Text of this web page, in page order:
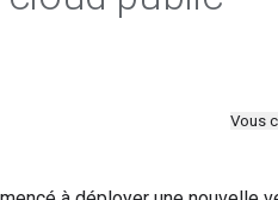
Vous